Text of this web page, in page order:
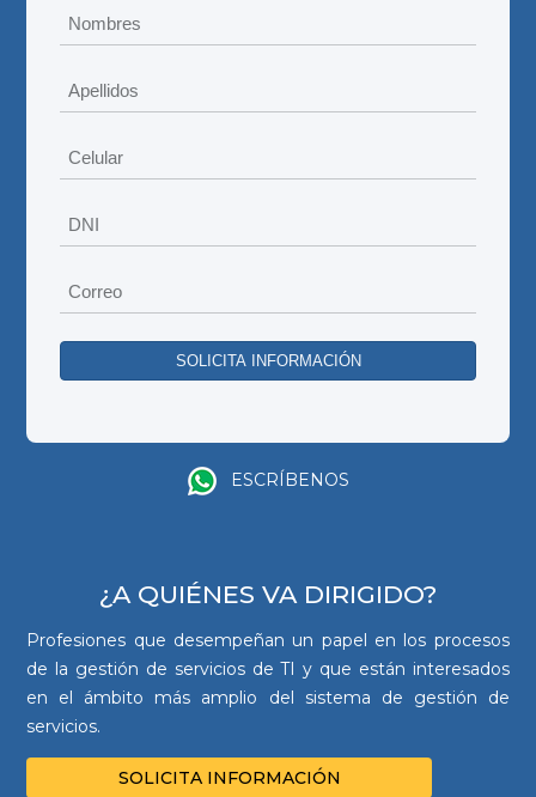
ESCRÍBENOS
¿A QUIÉNES VA DIRIGIDO?
Profesiones que desempeñan un papel en los procesos
de la gestión de servicios de TI y que están interesados
en el ámbito más amplio del sistema de gestión de
servicios.
SOLICITA INFORMACIÓN